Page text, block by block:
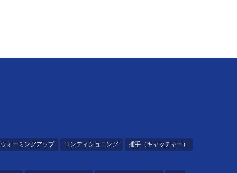
ウォーミングアップ コンディショニング 捕手（キャッチャー）